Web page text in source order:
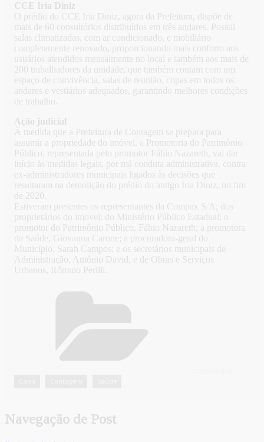
CCE Iria Diniz
O prédio do CCE Iria Diniz, agora da Prefeitura, dispõe de
mais de 60 consultórios distribuídos em três andares. Possui
salas climatizadas, com ar condicionado, e mobiliário
completamente renovado, proporcionando mais conforto aos
usuários atendidos mensalmente no local e também aos mais de
200 trabalhadores da unidade, que também contam com um
espaço de convivência, salas de reunião, copas em todos os
andares e vestiários adequados, garantindo melhores condições
de trabalho.
Ação judicial
À medida que a Prefeitura de Contagem se prepara para
assumir a propriedade do imóvel, a Promotoria do Patrimônio
Público, representada pelo promotor Fábio Nazareth, vai dar
início às medidas legais, por má conduta administrativa, contra
ex-administradores municipais ligados às decisões que
resultaram na demolição do prédio do antigo Iria Diniz, no fim
de 2020.
Estiveram presentes os representantes da Compax S/A; dos
proprietários do imovel; do Ministério Público Estadual; o
promotor do Patrimônio Público, Fábio Nazareth; a promotora
da Saúde, Giovanna Carone; a procuradora-geral do
Município, Sarah Campos; e os secretários municipais de
Administração, Antônio David, e de Obras e Serviços
Urbanos, Rômulo Perilli.
Navegação de Post